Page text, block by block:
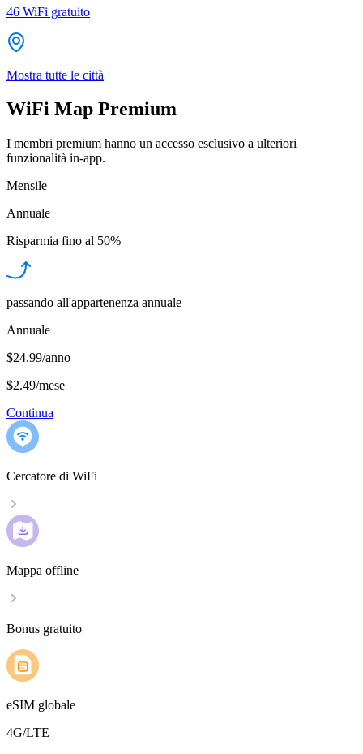
46 WiFi gratuito
Mostra tutte le città
WiFi Map Premium
I membri premium hanno un accesso esclusivo a ulteriori
funzionalità in-app.
Mensile
Annuale
Risparmia fino al 50%
passando all'appartenenza annuale
Annuale
$24.99/anno
$2.49/mese
Continua
Cercatore di WiFi
Mappa offline
Bonus gratuito
eSIM globale
4G/LTE